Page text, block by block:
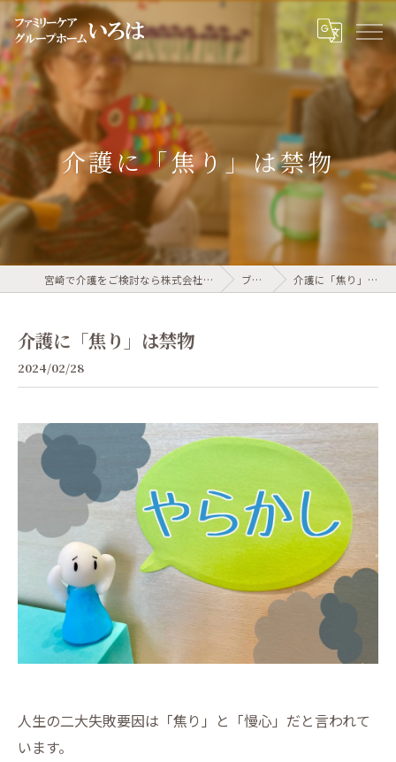
介護に「焦り」は禁物
宮崎で介護をご検討なら株式会社インテント ブログ 介護に「焦り」は禁物
介護に「焦り」は禁物
2024/02/28
人生の二大失敗要因は「焦り」と「慢心」だと言われて
います。